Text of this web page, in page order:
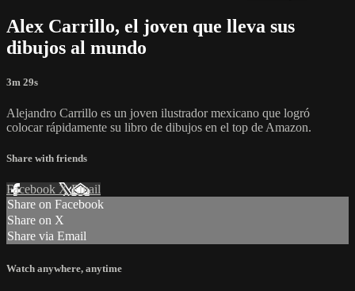
Alex Carrillo, el joven que lleva sus
dibujos al mundo
3m 29s
Alejandro Carrillo es un joven ilustrador mexicano que logró
colocar rápidamente su libro de dibujos en el top de Amazon.
Share with friends
Facebook XEmail
Share on Facebook
Share on X
Share via Email
Watch anywhere, anytime